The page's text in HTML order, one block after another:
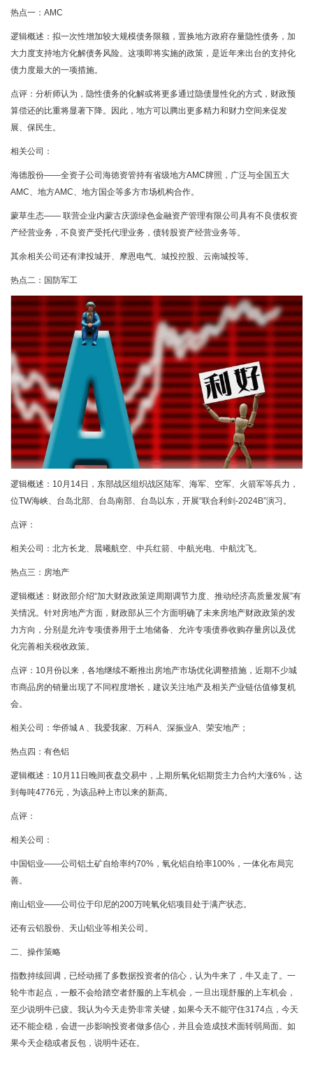
热点一：AMC
逻辑概述：拟一次性增加较大规模债务限额，置换地方政府存量隐性债务，加
大力度支持地方化解债务风险。这项即将实施的政策，是近年来出台的支持化
债力度最大的一项措施。
点评：分析师认为，隐性债务的化解或将更多通过隐债显性化的方式，财政预
算偿还的比重将显著下降。因此，地方可以腾出更多精力和财力空间来促发
展、保民生。
相关公司：
海德股份——全资子公司海徳资管持有省级地方AMC牌照，广泛与全国五大
AMC、地方AMC、地方国企等多方市场机构合作。
蒙草生态—— 联营企业内蒙古庆源绿色金融资产管理有限公司具有不良债权资
产经营业务，不良资产受托代理业务，债转股资产经营业务等。
其余相关公司还有津投城开、摩恩电气、城投控股、云南城投等。
热点二：国防军工
逻辑概述：10月14日，东部战区组织战区陆军、海军、空军、火箭军等兵力，
位TW海峡、台岛北部、台岛南部、台岛以东，开展“联合利剑-2024B”演习。
点评：
相关公司：北方长龙、晨曦航空、中兵红箭、中航光电、中航沈飞。
热点三：房地产
逻辑概述：财政部介绍“加大财政政策逆周期调节力度、推动经济高质量发展”有
关情况。针对房地产方面，财政部从三个方面明确了未来房地产财政政策的发
力方向，分别是允许专项债券用于土地储备、允许专项债券收购存量房以及优
化完善相关税收政策。
点评：10月份以来，各地继续不断推出房地产市场优化调整措施，近期不少城
市商品房的销量出现了不同程度增长，建议关注地产及相关产业链估值修复机
会。
相关公司：华侨城Ａ、我爱我家、万科A、深振业A、荣安地产；
热点四：有色铝
逻辑概述：10月11日晚间夜盘交易中，上期所氧化铝期货主力合约大涨6%，达
到每吨4776元，为该品种上市以来的新高。
点评：
相关公司：
中国铝业——公司铝土矿自给率约70%，氧化铝自给率100%，一体化布局完
善。
南山铝业——公司位于印尼的200万吨氧化铝项目处于满产状态。
还有云铝股份、天山铝业等相关公司。
二、操作策略
指数持续回调，已经动摇了多数据投资者的信心，认为牛来了，牛又走了。一
轮牛市起点，一般不会给踏空者舒服的上车机会，一旦出现舒服的上车机会，
至少说明牛已疲。我认为今天走势非常关键，如果今天不能守住3174点，今天
还不能企稳，会进一步影响投资者做多信心，并且会造成技术面转弱局面。如
果今天企稳或者反包，说明牛还在。